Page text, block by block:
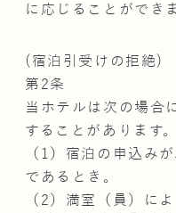
に応じることができ
(宿泊引受けの拒絶)
第2条
当ホテルは次の場合
することがあります。
（1）宿泊の申込み
であるとき。
（2）満室（員）に